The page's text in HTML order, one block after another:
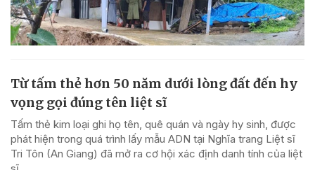
Từ tấm thẻ hơn 50 năm dưới lòng đất đến hy
vọng gọi đúng tên liệt sĩ
Tấm thẻ kim loại ghi họ tên, quê quán và ngày hy sinh, được
phát hiện trong quá trình lấy mẫu ADN tại Nghĩa trang Liệt sĩ
Tri Tôn (An Giang) đã mở ra cơ hội xác định danh tính của liệt